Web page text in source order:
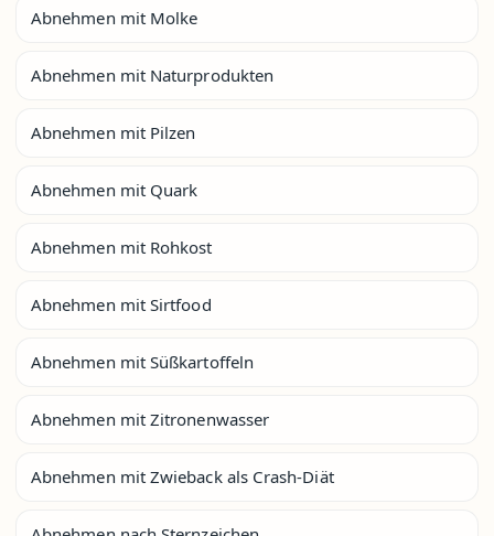
Abnehmen mit Molke
Abnehmen mit Naturprodukten
Abnehmen mit Pilzen
Abnehmen mit Quark
Abnehmen mit Rohkost
Abnehmen mit Sirtfood
Abnehmen mit Süßkartoffeln
Abnehmen mit Zitronenwasser
Abnehmen mit Zwieback als Crash-Diät